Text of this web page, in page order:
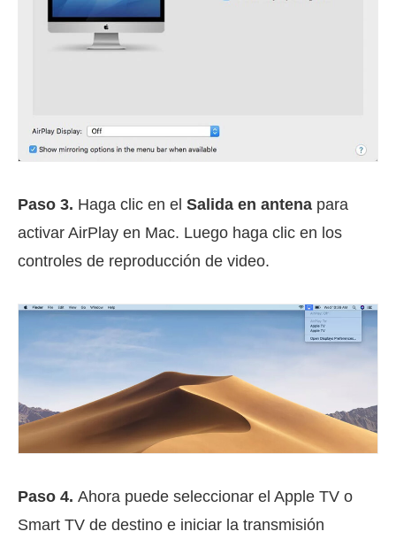
Paso 3. Haga clic en el Salida en antena para
activar AirPlay en Mac. Luego haga clic en los
controles de reproducción de video.
Paso 4. Ahora puede seleccionar el Apple TV o
Smart TV de destino e iniciar la transmisión